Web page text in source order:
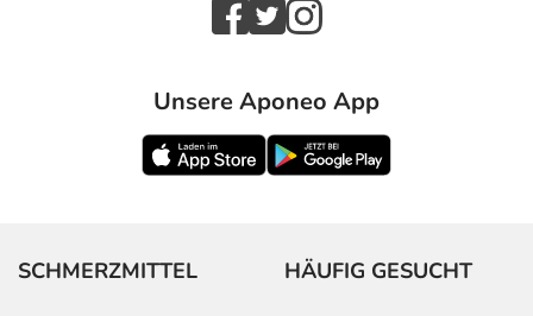
folgendermaßen
Anwendungshinweise
Unsere Aponeo App
SCHMERZMITTEL HÄUFIG GESUCHT